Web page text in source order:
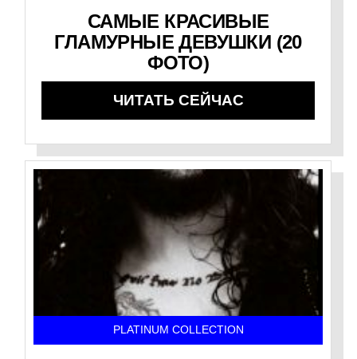
САМЫЕ КРАСИВЫЕ
ГЛАМУРНЫЕ ДЕВУШКИ (20
ФОТО)
ЧИТАТЬ СЕЙЧАС
PLATINUM COLLECTION